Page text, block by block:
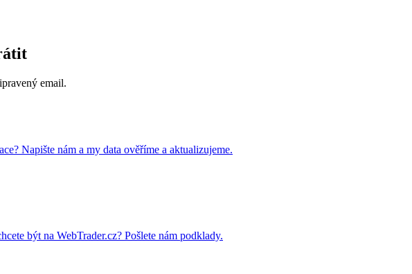
email.
Napište nám a my data ověříme a aktualizujeme.
být na WebTrader.cz? Pošlete nám podklady.